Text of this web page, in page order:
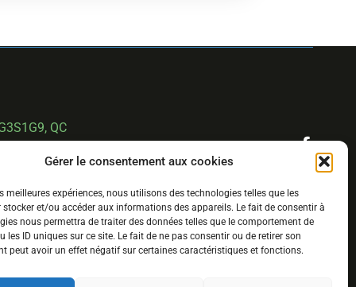
Gérer le consentement aux cookies
meilleures expériences, nous utilisons des technologies telles que les
stocker et/ou accéder aux informations des appareils. Le fait de consentir à
nous permettra de traiter des données telles que le comportement de
les ID uniques sur ce site. Le fait de ne pas consentir ou de retirer son
peut avoir un effet négatif sur certaines caractéristiques et fonctions.
QC